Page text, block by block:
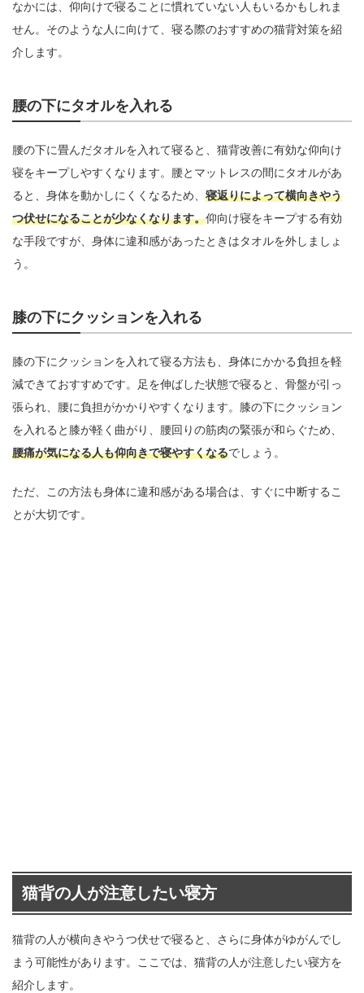
なかには、仰向けで寝ることに慣れていない人もいるかもしれま
せん。そのような人に向けて、寝る際のおすすめの猫背対策を紹
介します。
腰の下にタオルを入れる
腰の下に畳んだタオルを入れて寝ると、猫背改善に有効な仰向け
寝をキープしやすくなります。腰とマットレスの間にタオルがあ
ると、身体を動かしにくくなるため、 寝返りによって横向きやう
つ伏せになることが少なくなります。仰向け寝をキープする有効
な手段ですが、身体に違和感があったときはタオルを外しましょ
う。
膝の下にクッションを入れる
膝の下にクッションを入れて寝る方法も、身体にかかる負担を軽
減できておすすめです。足を伸ばした状態で寝ると、骨盤が引っ
張られ、腰に負担がかかりやすくなります。膝の下にクッション
を入れると膝が軽く曲がり、腰回りの筋肉の緊張が和らぐため、
腰痛が気になる人も仰向きで寝やすくなるでしょう。
ただ、この方法も身体に違和感がある場合は、すぐに中断するこ
とが大切です。
猫背の人が注意したい寝方
猫背の人が横向きやうつ伏せで寝ると、さらに身体がゆがんでし
まう可能性があります。ここでは、猫背の人が注意したい寝方を
紹介します。